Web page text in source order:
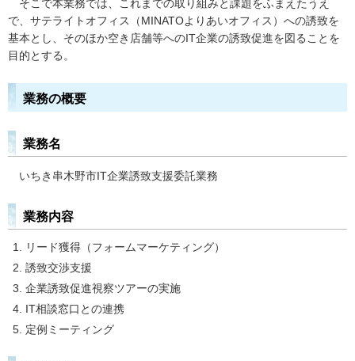
そこで本業務では、これまでの取り組みと課題をふまえたうえ
で、サテライトオフィス（MINATOよりあいオフィス）への誘致を
基本とし、そのほか空き店舗等へのIT企業の誘致促進を図ることを
目的とする。
業務の概要
業務名
いちき串木野市IT企業誘致支援委託業務
業務内容
リード獲得（フォームマーケティング）
誘致交渉支援
企業誘致促進視察ツアーの実施
IT相談窓口との連携
定例ミーティング